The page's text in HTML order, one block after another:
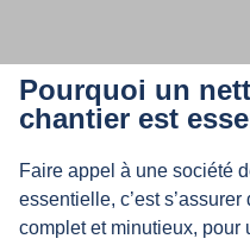
Notre
différents types
les particuliers
Pourquoi un
chantier est
Faire appel à une société
essentielle, c’est
complet et minutieux, pour